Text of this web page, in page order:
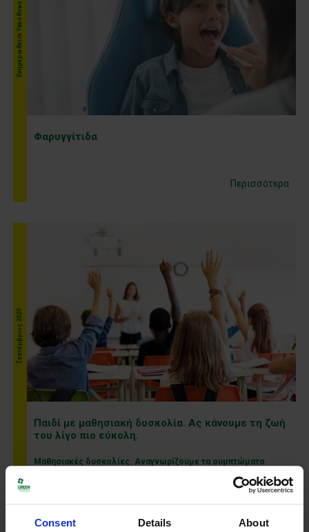
Consent Details About
Ενημερωθείτε Υπεύθυνα
Φαρυγγίτιδα
Περισσότερα
Σεπτέμβριος 2020
Παιδί με μαθησιακή δυσκολία. Ας κάνουμε τη ζωή
του λίγο πιο εύκολη.
Μαθησιακές δυσκολίες. Αναγνωρίζουμε τα συμπτώματα
Περισσότερα